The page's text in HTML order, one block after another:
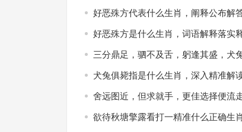
好恶殊方代表什么生肖，阐释公布解
好恶殊方是什么生肖，词语解释落实
三分鼎足，驷不及舌，躬逢其盛，犬
犬兔俱毙指是什么生肖，深入精准解
舍远图近，但求就手，更佳选择便流
欲待秋塘擎露看打一精准什么正确生